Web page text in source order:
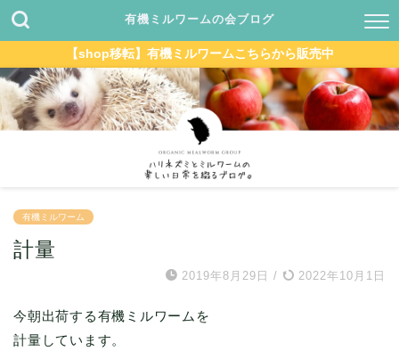
有機ミルワームの会ブログ
【shop移転】有機ミルワームこちらから販売中
有機ミルワーム
計量
2019年8月29日 / 2022年10月1日
今朝出荷する有機ミルワームを
計量しています。